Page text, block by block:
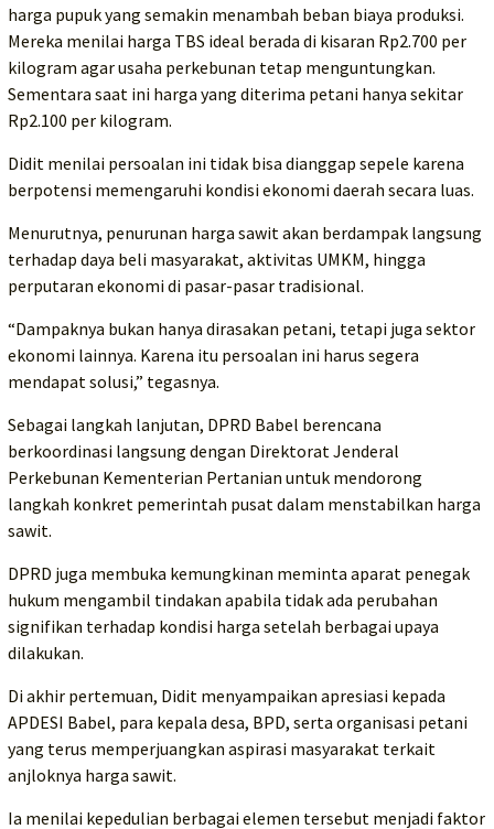
harga pupuk yang semakin menambah beban biaya produksi.
Mereka menilai harga TBS ideal berada di kisaran Rp2.700 per
kilogram agar usaha perkebunan tetap menguntungkan.
Sementara saat ini harga yang diterima petani hanya sekitar
Rp2.100 per kilogram.
Didit menilai persoalan ini tidak bisa dianggap sepele karena
berpotensi memengaruhi kondisi ekonomi daerah secara luas.
Menurutnya, penurunan harga sawit akan berdampak langsung
terhadap daya beli masyarakat, aktivitas UMKM, hingga
perputaran ekonomi di pasar-pasar tradisional.
“Dampaknya bukan hanya dirasakan petani, tetapi juga sektor
ekonomi lainnya. Karena itu persoalan ini harus segera
mendapat solusi,” tegasnya.
Sebagai langkah lanjutan, DPRD Babel berencana
berkoordinasi langsung dengan Direktorat Jenderal
Perkebunan Kementerian Pertanian untuk mendorong
langkah konkret pemerintah pusat dalam menstabilkan harga
sawit.
DPRD juga membuka kemungkinan meminta aparat penegak
hukum mengambil tindakan apabila tidak ada perubahan
signifikan terhadap kondisi harga setelah berbagai upaya
dilakukan.
Di akhir pertemuan, Didit menyampaikan apresiasi kepada
APDESI Babel, para kepala desa, BPD, serta organisasi petani
yang terus memperjuangkan aspirasi masyarakat terkait
anjloknya harga sawit.
Ia menilai kepedulian berbagai elemen tersebut menjadi faktor